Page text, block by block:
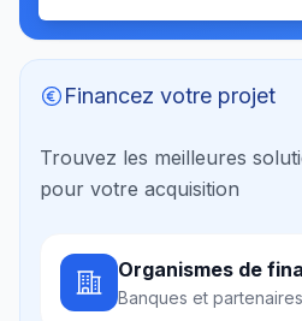
Financez votre projet
Trouvez les meilleures
pour votre acquisition
Organismes de
Banques et